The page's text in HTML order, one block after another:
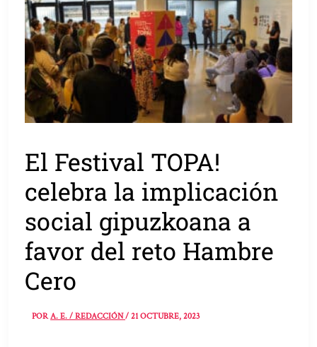
El Festival TOPA!
celebra la implicación
social gipuzkoana a
favor del reto Hambre
Cero
PORA. E. / REDACCIÓN/21 OCTUBRE, 2023